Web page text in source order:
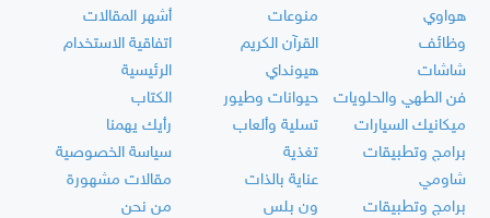
هواوي
منوعات
وظائف
القرآن الكريم
شاشات
هيونداي
فن الطهي والحلويات
حيوانات وطيور
ميكانيك السيارات
تسلية وألعاب
برامج وتطبيقات
تغذية
شاومي
عناية بالذات
برامج وتطبيقات
ون بلس
أشهر المقالات
اتفاقية الاستخدام
الرئيسية
الكتاب
رأيك يهمنا
سياسة الخصوصية
مقالات مشهورة
من نحن